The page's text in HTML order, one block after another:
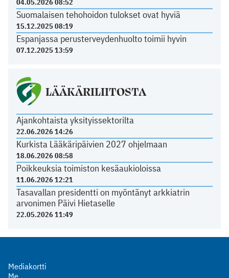
04.05.2026 08:52
Suomalaisen tehohoidon tulokset ovat hyviä
15.12.2025 08:19
Espanjassa perusterveydenhuolto toimii hyvin
07.12.2025 13:59
LÄÄKÄRILIITOSTA
Ajankohtaista yksityissektorilta
22.06.2026 14:26
Kurkista Lääkäripäivien 2027 ohjelmaan
18.06.2026 08:58
Poikkeuksia toimiston kesäaukioloissa
11.06.2026 12:21
Tasavallan presidentti on myöntänyt arkkiatrin
arvonimen Päivi Hietaselle
22.05.2026 11:49
Mediakortti
Me